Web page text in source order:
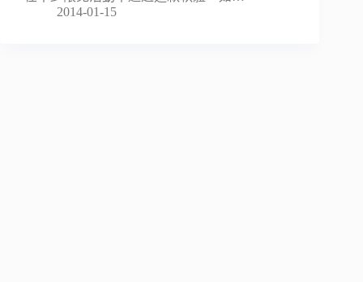
2014-01-15